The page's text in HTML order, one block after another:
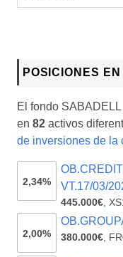
POSICIONES
El fondo
en 82 activos
de inversiones de la
2,34%
VT.17/03/
445.000€,
2,00% 380.000€,